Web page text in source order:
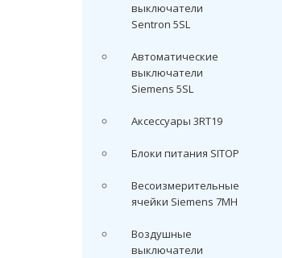
выключатели
Sentron 5SL
Автоматические
выключатели
Siemens 5SL
Аксессуары 3RT19
Блоки питания SITOP
Весоизмерительные
ячейки Siemens 7MH
Воздушные
выключатели